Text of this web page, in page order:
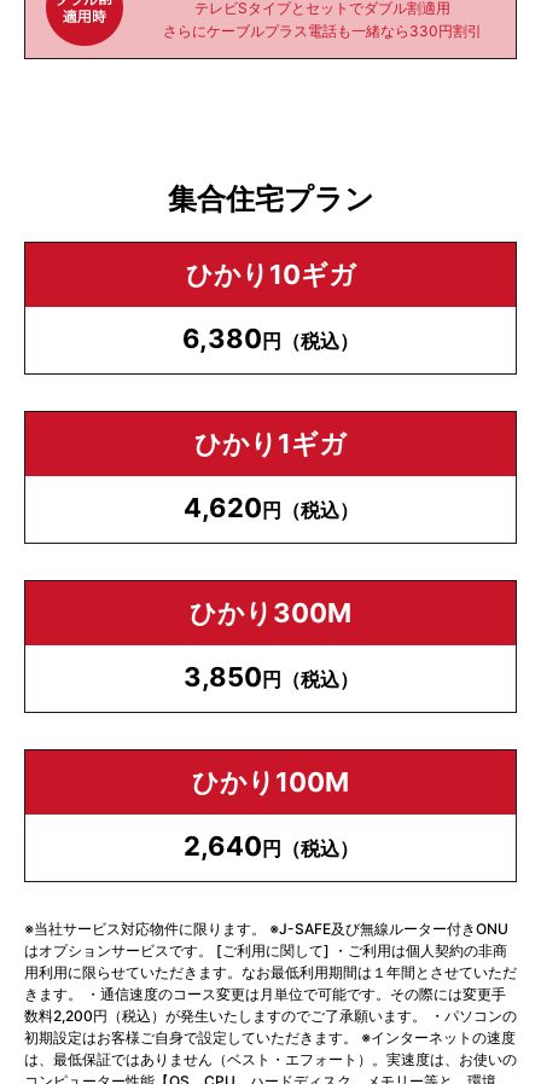
テレビSタイプとセットでダブル割適用
さらにケーブルプラス電話も一緒なら330円割引
集合住宅プラン
ひかり10ギガ
6,380 円（税込）
ひかり1ギガ
4,620 円（税込）
ひかり300M
3,850 円（税込）
ひかり100M
2,640 円（税込）
※当社サービス対応物件に限ります。 ※J-SAFE及び無線ルーター付きONU
はオプションサービスです。 [ご利用に関して] ・ご利用は個人契約の非商
用利用に限らせていただきます。なお最低利用期間は１年間とさせていただ
きます。 ・通信速度のコース変更は月単位で可能です。その際には変更手
数料2,200円（税込）が発生いたしますのでご了承願います。 ・パソコンの
初期設定はお客様ご自身で設定していただきます。 ※インターネットの速度
は、最低保証ではありません（ベスト・エフォート）。実速度は、お使いの